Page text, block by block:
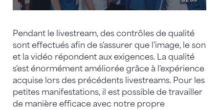
Pendant le livestream, des contrôles de qualité
sont effectués afin de s'assurer que l'image, le son
et la vidéo répondent aux exigences. La qualité
s'est énormément améliorée grâce à l'expérience
acquise lors des précédents livestreams. Pour les
petites manifestations, il est possible de travailler
de manière efficace avec notre propre